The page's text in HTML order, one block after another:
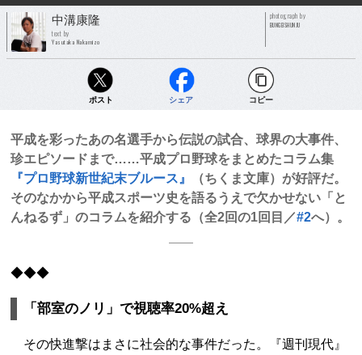
中溝康隆
text by
Yasutaka Nakamizo
photograph by
BUNGEISHUNJU
ポスト シェア コピー
平成を彩ったあの名選手から伝説の試合、球界の大事件、
珍エピソードまで……平成プロ野球をまとめたコラム集
『プロ野球新世紀末ブルース』
（ちくま文庫）が好評だ。
そのなかから平成スポーツ史を語るうえで欠かせない「と
んねるず」のコラムを紹介する（全2回の1回目／#2へ）。
◆◆◆
「部室のノリ」で視聴率20%超え
その快進撃はまさに社会的な事件だった。『週刊現代』